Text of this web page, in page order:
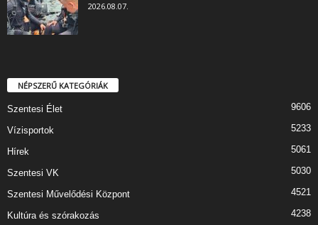
2026.08.07.
NÉPSZERŰ KATEGÓRIÁK
Szentesi Élet 9606
Vízisportok 5233
Hírek 5061
Szentesi VK 5030
Szentesi Művelődési Központ 4521
Kultúra és szórakozás 4238